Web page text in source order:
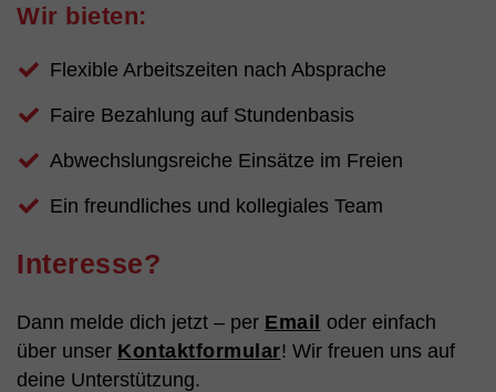
Wir bieten:
Flexible Arbeitszeiten nach Absprache
Faire Bezahlung auf Stundenbasis
Abwechslungsreiche Einsätze im Freien
Ein freundliches und kollegiales Team
Interesse?
Dann melde dich jetzt – per Email oder einfach
über unser Kontaktformular! Wir freuen uns auf
deine Unterstützung.